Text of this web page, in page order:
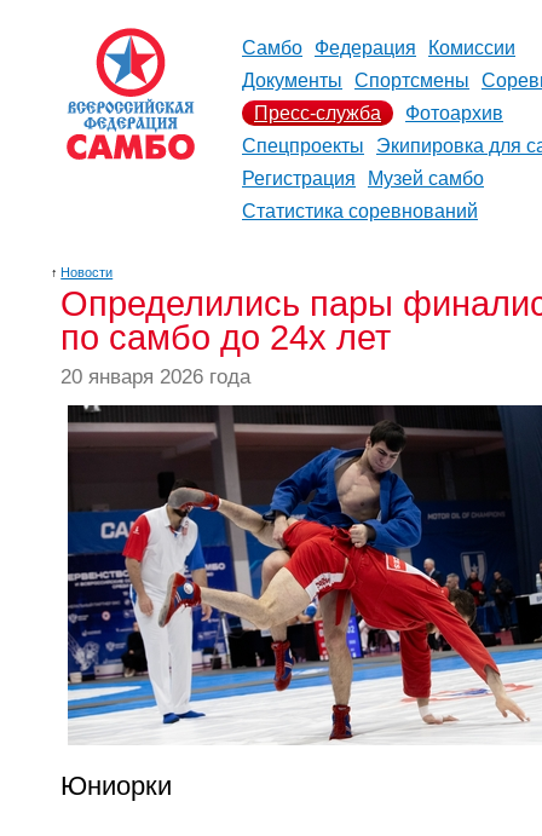
Самбо Федерация
Комиссии
Документы
Спортсмены
Пресс-служба
Фотоархив
Спецпроекты
Экипировка для
Регистрация
Музей самбо
Статистика соревнований
↑ Новости
Определились пары
по самбо до 24х лет
20 января 2026 года
Юниорки